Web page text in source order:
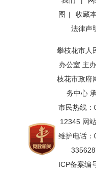
图 | 收藏
法律声
攀枝花市人
办公室 主
枝花市政府
务中心
市民热线：
12345 网
维护电话：
ICP备案编